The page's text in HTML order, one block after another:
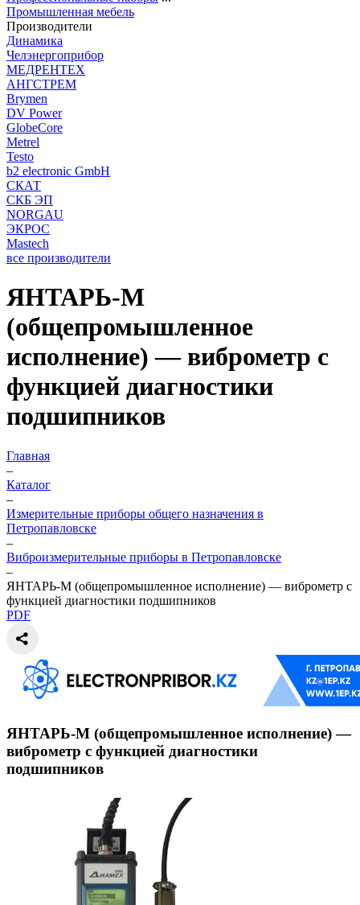
Промышленная мебель
Производители
Динамика
Челэнергоприбор
МЕДРЕНТЕХ
АНГСТРЕМ
Brymen
DV Power
GlobeCore
Metrel
Testo
b2 electronic GmbH
СКАТ
СКБ ЭП
NORGAU
ЭКРОС
Mastech
все производители
ЯНТАРЬ-М
(общепромышленное
исполнение) — виброметр с
функцией диагностики
подшипников
Главная
–
Каталог
–
Измерительные приборы общего назначения в
Петропавловске
–
Виброизмерительные приборы в Петропавловске
–
ЯНТАРЬ-М (общепромышленное исполнение) — виброметр с
функцией диагностики подшипников
PDF
ЯНТАРЬ-М (общепромышленное исполнение) —
виброметр с функцией диагностики
подшипников